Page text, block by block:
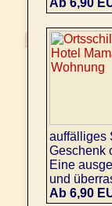
Ab 6,90
auffälliges
Geschenk
Eine
und
Ab 6,90